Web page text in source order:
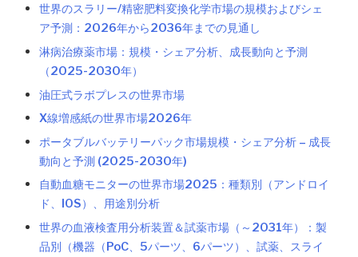
世界のスラリー/精密肥料変換化学市場の規模およびシェ
ア予測：2026年から2036年までの見通し
淋病治療薬市場：規模・シェア分析、成長動向と予測
（2025-2030年）
油圧式ラボプレスの世界市場
X線増感紙の世界市場2026年
ポータブルバッテリーパック市場規模・シェア分析 – 成長
動向と予測 (2025-2030年)
自動血糖モニターの世界市場2025：種類別（アンドロイ
ド、IOS）、用途別分析
世界の血液検査用分析装置＆試薬市場（～2031年）：製
品別（機器（PoC、5パーツ、6パーツ）、試薬、スライ